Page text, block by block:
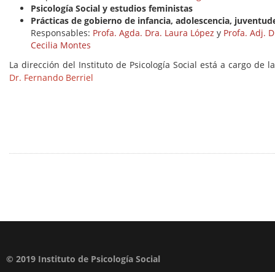
Psicología Social y estudios feministas
Prácticas de gobierno de infancia, adolescencia,
Responsables: Profa. Agda. Dra. Laura López y Profa. Adj.
Cecilia Montes
La dirección del Instituto de Psicología Social está a cargo de
Dr. Fernando Berriel
© 2019 Instituto de Psicología Social